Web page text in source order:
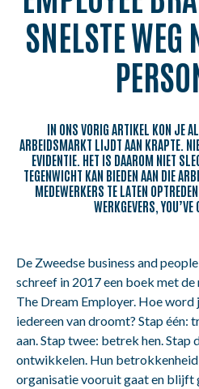
SNELSTE
IN ONS VORIG ARTIKEL KON JE
ARBEIDSMARKT LIJDT AAN KRAPTE.
EVIDENTIE. HET IS DAAROM NIET
TEGENWICHT KAN BIEDEN AAN DIE
MEDEWERKERS TE LATEN
WERKGEVERS,
De Zweedse business and
schreef in 2017 een boek met
The Dream Employer. Hoe
iedereen van droomt? Stap één:
aan. Stap twee: betrek hen. Stap
ontwikkelen. Hun
organisatie vooruit gaat en blijft